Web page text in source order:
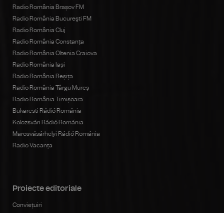
Radio România Brașov FM
Radio România Bucureşti FM
Radio România Cluj
Radio România Constanța
Radio România Oltenia Craiova
Radio România Iași
Radio România Reșița
Radio România Târgu Mureș
Radio România Timișoara
Bukaresti Rádió Románia
Kolozsvári Rádió Románia
Marosvásárhelyi Rádió Románia
Radio Vacanța
Proiecte editoriale
Conviețuiri